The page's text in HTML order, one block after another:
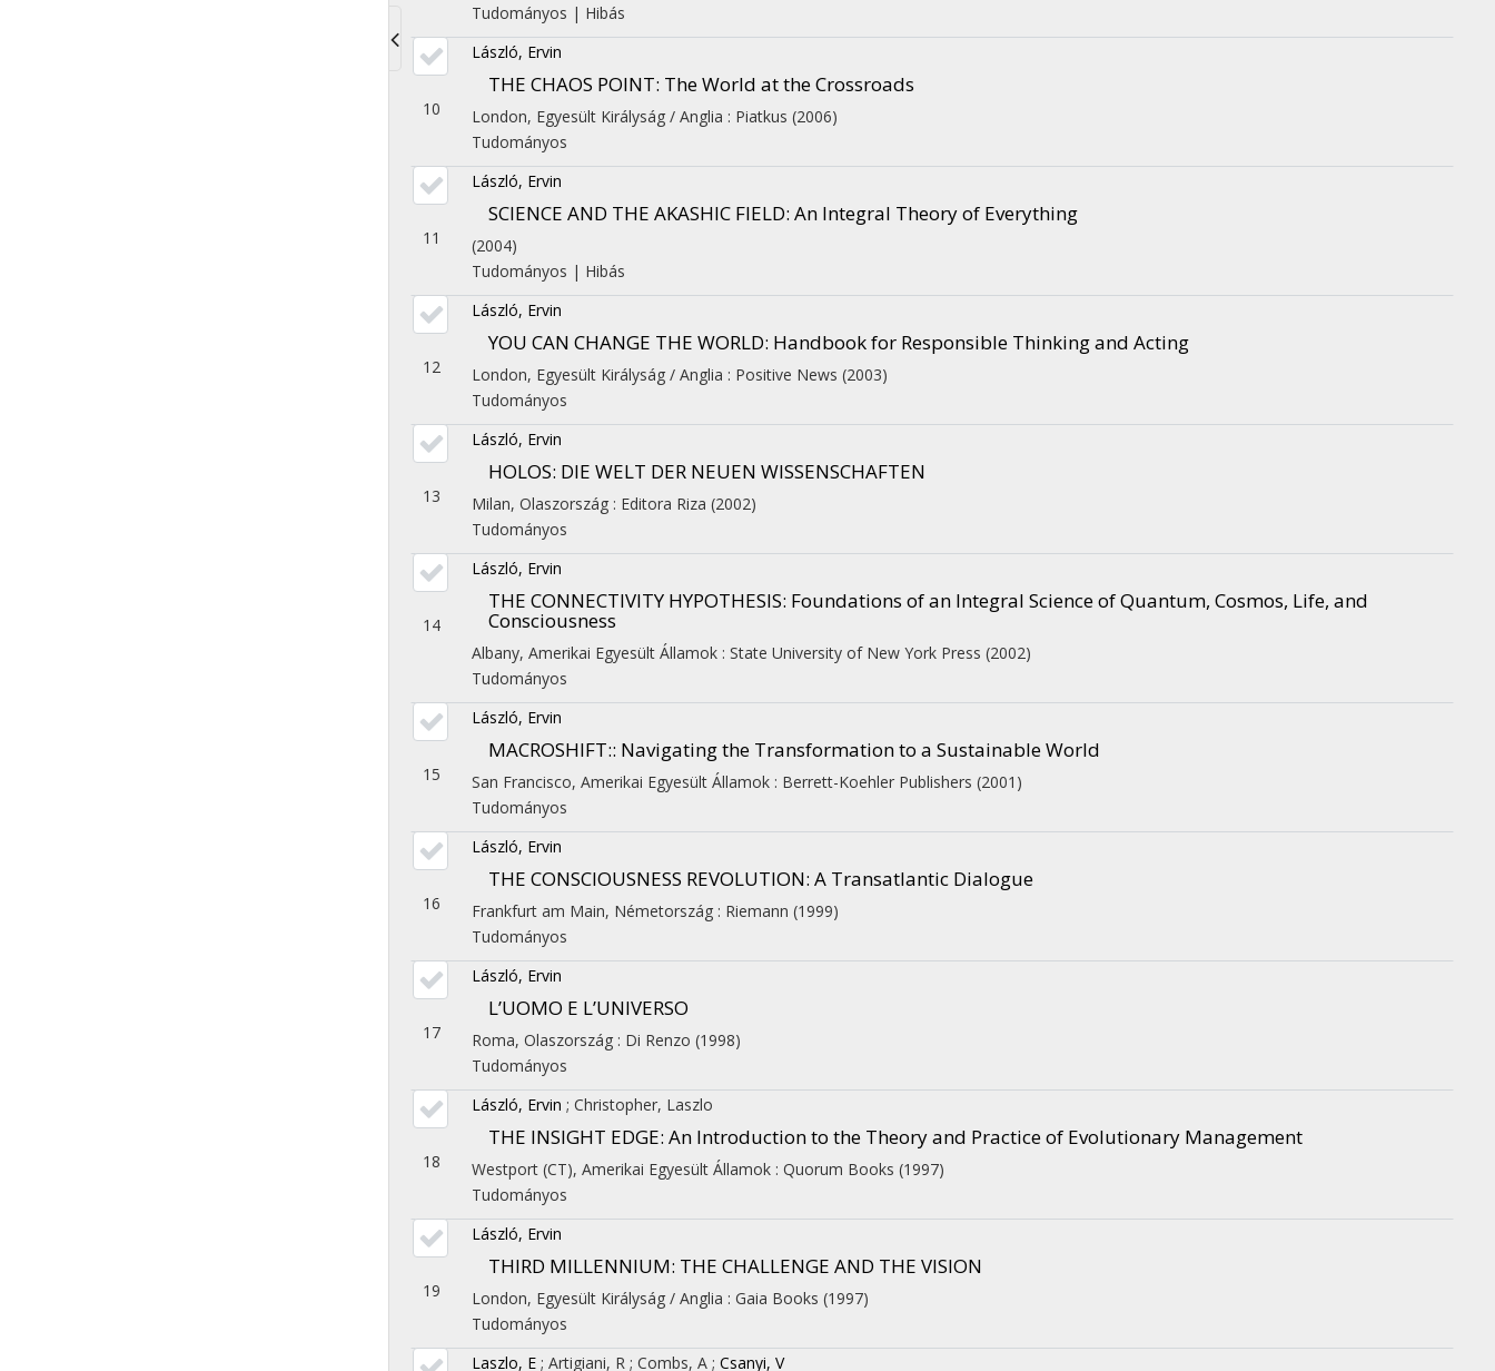
Toggle
navigation
Tudományos | Hibás
10
László, Ervin
THE CHAOS POINT: The World at the Crossroads
London, Egyesült Királyság / Anglia : Piatkus (2006)
Tudományos
11
László, Ervin
SCIENCE AND THE AKASHIC FIELD: An Integral Theory of Everything
(2004)
Tudományos | Hibás
12
László, Ervin
YOU CAN CHANGE THE WORLD: Handbook for Responsible Thinking and Acting
London, Egyesült Királyság / Anglia : Positive News (2003)
Tudományos
13
László, Ervin
HOLOS: DIE WELT DER NEUEN WISSENSCHAFTEN
Milan, Olaszország : Editora Riza (2002)
Tudományos
14
László, Ervin
THE CONNECTIVITY HYPOTHESIS: Foundations of an Integral Science of Quantum, Cosmos, Life, and
Consciousness
Albany, Amerikai Egyesült Államok : State University of New York Press (2002)
Tudományos
15
László, Ervin
MACROSHIFT:: Navigating the Transformation to a Sustainable World
San Francisco, Amerikai Egyesült Államok : Berrett-Koehler Publishers (2001)
Tudományos
16
László, Ervin
THE CONSCIOUSNESS REVOLUTION: A Transatlantic Dialogue
Frankfurt am Main, Németország : Riemann (1999)
Tudományos
17
László, Ervin
L’UOMO E L’UNIVERSO
Roma, Olaszország : Di Renzo (1998)
Tudományos
18
László, Ervin ; Christopher, Laszlo
THE INSIGHT EDGE: An Introduction to the Theory and Practice of Evolutionary Management
Westport (CT), Amerikai Egyesült Államok : Quorum Books (1997)
Tudományos
19
László, Ervin
THIRD MILLENNIUM: THE CHALLENGE AND THE VISION
London, Egyesült Királyság / Anglia : Gaia Books (1997)
Tudományos
Laszlo, E ; Artigiani, R ; Combs, A ; Csanyi, V